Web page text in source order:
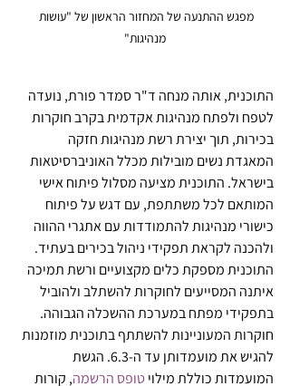
מפגש ההתנעה של המחזור הראשון של "עושות
מנהיגות"
התוכנית, אותה מנחה ד"ר סמדר פורת, נועדה
לטפח ולפתח מנהיגות אקדמית בקרב חוקרות
בכירות, תוך יצירת רשת מנהיגות חזקה
המאגדת נשים מובילות מכלל האוניברסיטאות
בישראל. התוכנית מציעה מסלול פיתוח אישי
המותאם לכל משתתפת, עם דגש על פיתוח
כישורי מנהיגות להתמודדות עם אתגרי ההווה
ולהכנה לקראת תפקידי ניהול בכירים בעתיד.
התוכנית מספקת כלים מקצועיים ורשת תמיכה
איתנה המסייעים לחוקרות להשתלב ולהוביל
בתפקידי מפתח במערכת ההשכלה הגבוהה.
חוקרות המעוניינות להשתתף בתוכנית מוזמנות
להגיש את מועמדותן עד ה-6.3. הגשת
המועמדות כוללת מילוי טופס הרשמה, קורות